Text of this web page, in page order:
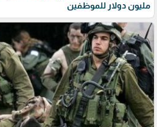
مليون دولار للموظفين